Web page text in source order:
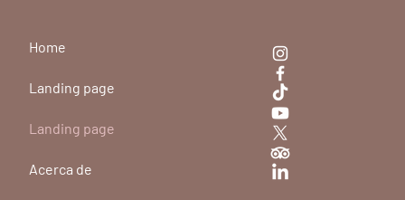
Home
Landing page
Landing page
Acerca de